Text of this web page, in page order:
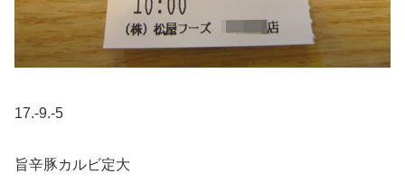
17.-9.-5
旨辛豚カルビ定大